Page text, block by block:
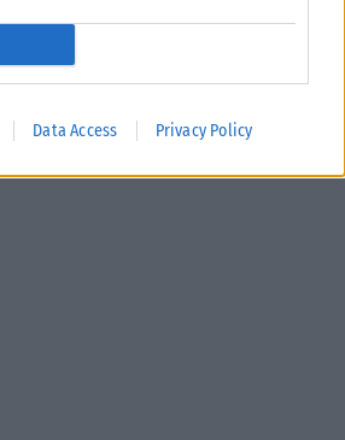
Data Access Privacy Policy